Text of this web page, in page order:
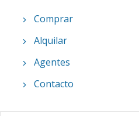
Comprar
Alquilar
Agentes
Contacto